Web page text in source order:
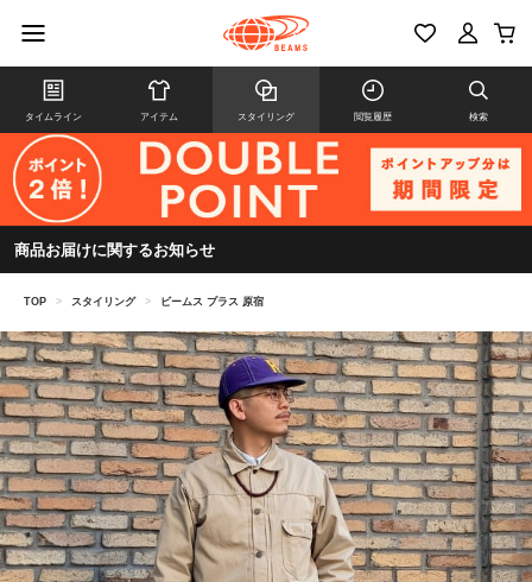
タイムライン アイテム スタイリング 閲覧履歴 検索
商品お届けに関するお知らせ
TOP > スタイリング > ビームス プラス 原宿